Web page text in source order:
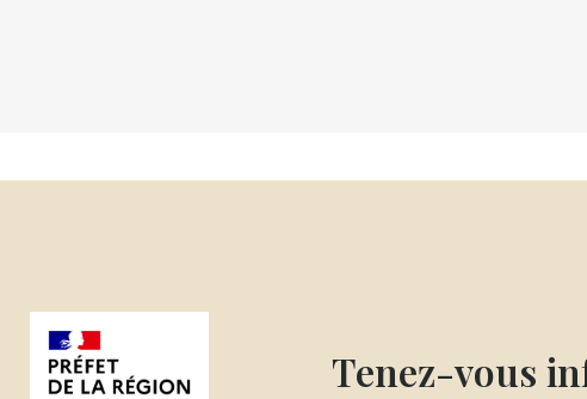
Tenez-vous